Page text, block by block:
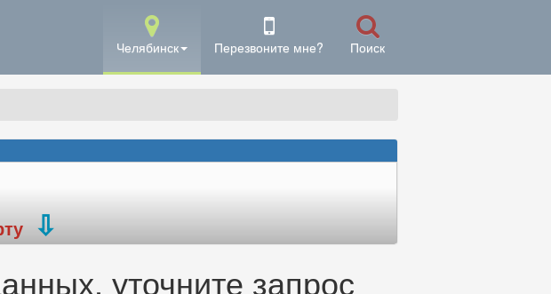
Челябинск Перезвоните мне? Поиск
уточните запрос